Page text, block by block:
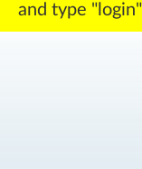
and type